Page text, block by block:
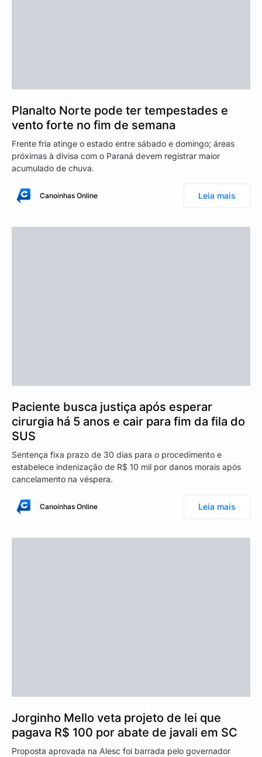
Planalto Norte pode ter tempestades e
vento forte no fim de semana
Frente fria atinge o estado entre sábado e domingo; áreas
próximas à divisa com o Paraná devem registrar maior
acumulado de chuva.
Canoinhas Online Leia mais
Paciente busca justiça após esperar
cirurgia há 5 anos e cair para fim da fila do
SUS
Sentença fixa prazo de 30 dias para o procedimento e
estabelece indenização de R$ 10 mil por danos morais após
cancelamento na véspera.
Canoinhas Online Leia mais
Jorginho Mello veta projeto de lei que
pagava R$ 100 por abate de javali em SC
Proposta aprovada na Alesc foi barrada pelo governador